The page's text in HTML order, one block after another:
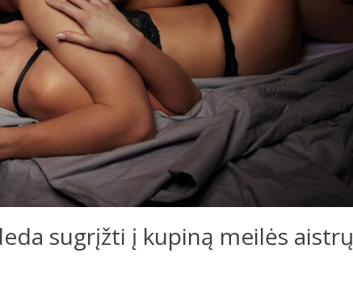
sugrįžti į kupiną meilės aistrų